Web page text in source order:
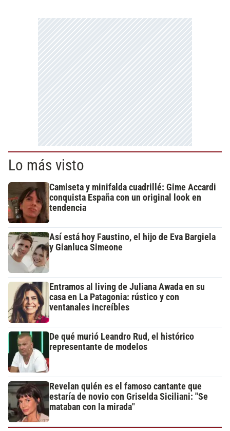
Lo más visto
Camiseta y minifalda cuadrillé: Gime Accardi
conquista España con un original look en
tendencia
Así está hoy Faustino, el hijo de Eva Bargiela
y Gianluca Simeone
Entramos al living de Juliana Awada en su
casa en La Patagonia: rústico y con
ventanales increíbles
De qué murió Leandro Rud, el histórico
representante de modelos
Revelan quién es el famoso cantante que
estaría de novio con Griselda Siciliani: "Se
mataban con la mirada"